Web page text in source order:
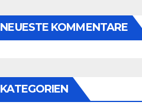
NEUESTE KOMMENTARE
KATEGORIEN